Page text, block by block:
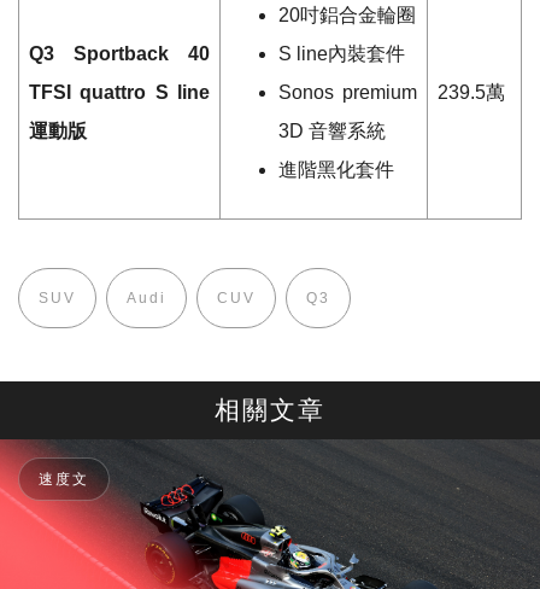
Q3 Sportback 40
TFSI
quattro S line
運動版
20吋鋁合金輪圈
S line內裝套件
Sonos premium
3D 音響系統
進階黑化套件
239.5萬
SUV Audi CUV Q3
相關文章
速度文